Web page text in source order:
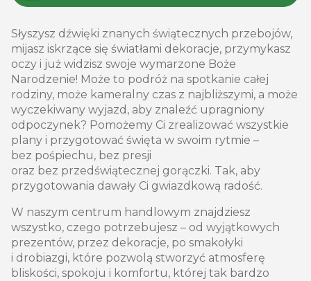
Słyszysz dźwięki znanych świątecznych przebojów,
mijasz iskrzące się światłami dekoracje, przymykasz
oczy i już widzisz swoje wymarzone Boże
Narodzenie! Może to podróż na spotkanie całej
rodziny, może kameralny czas z najbliższymi, a może
wyczekiwany wyjazd, aby znaleźć upragniony
odpoczynek? Pomożemy Ci zrealizować wszystkie
plany i przygotować święta w swoim rytmie –
bez pośpiechu, bez presji
oraz bez przedświątecznej gorączki. Tak, aby
przygotowania dawały Ci gwiazdkową radość.
W naszym centrum handlowym znajdziesz
wszystko, czego potrzebujesz – od wyjątkowych
prezentów, przez dekoracje, po smakołyki
i drobiazgi, które pozwolą stworzyć atmosferę
bliskości, spokoju i komfortu, której tak bardzo